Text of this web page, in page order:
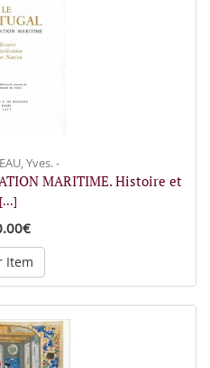
Yves. -
MARITIME. Histoire et
[...]
Item